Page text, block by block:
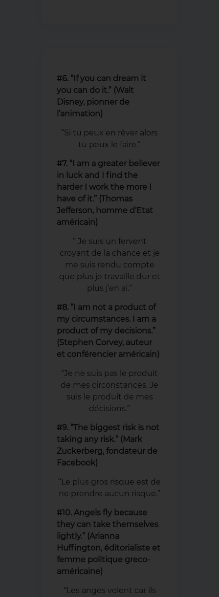
#6. “If you can dream it
you can do it.” (Walt
Disney, pionner de
l’animation)
“Si tu peux en rêver alors
tu peux le faire.”
#7. “I am a greater believer
in luck and I find the
harder I work the more I
have of it.” (Thomas
Jefferson, homme d’Etat
américain)
” Je suis un fervent
croyant de la chance et je
me suis rendu compte
que plus je travaille dur et
plus j’en ai.”
#8. “I am not a product of
my circumstances. I am a
product of my decisions.”
(Stephen Corvey, auteur
et conférencier américain)
“Je ne suis pas le produit
de mes circonstances. Je
suis le produit de mes
décisions.”
#9. “The biggest risk is not
taking any risk.” (Mark
Zuckerberg, fondateur de
Facebook)
“Le plus gros risque est de
ne prendre aucun risque.”
#10. Angels fly because
they can take themselves
lightly.” (Arianna
Huffington, éditorialiste et
femme politique greco-
américaine)
“Les anges volent car ils